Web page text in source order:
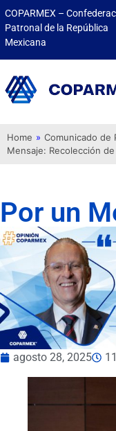
COPARMEX –
Patronal de la República
Mexicana
Home » Comunicado de
Mensaje: Recolección
Por un
agosto 28, 2025